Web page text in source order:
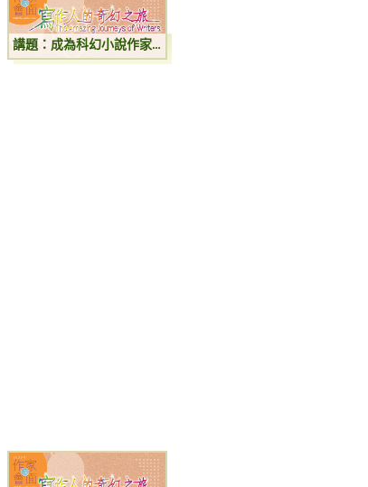
講題：成為科幻小說作家的奇幻旅程